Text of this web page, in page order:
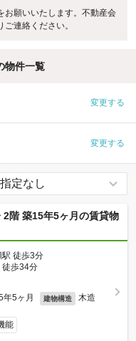
お願いいたします。不動産会
ご連絡ください。
物件一覧
変更する
変更する
階 築15年5ヶ月の賃貸物
徒歩3分
徒歩34分
年5ヶ月 建物構造 木造
能